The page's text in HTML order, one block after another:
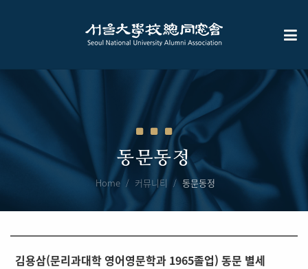
동문동정
Home 커뮤니티 동문동정
김용삼(문리과대학 영어영문학과 1965졸업) 동문 별세